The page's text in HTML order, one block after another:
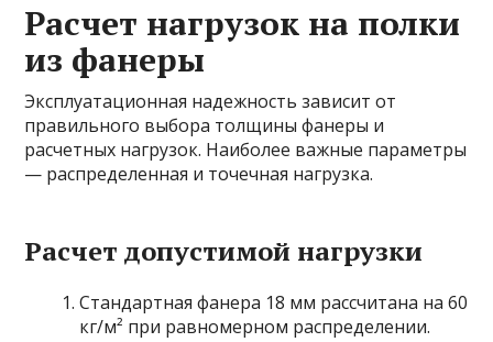
Расчет нагрузок на полки
из фанеры
Эксплуатационная надежность зависит от
правильного выбора толщины фанеры и
расчетных нагрузок. Наиболее важные параметры
— распределенная и точечная нагрузка.
Расчет допустимой нагрузки
Стандартная фанера 18 мм рассчитана на 60
кг/м² при равномерном распределении.